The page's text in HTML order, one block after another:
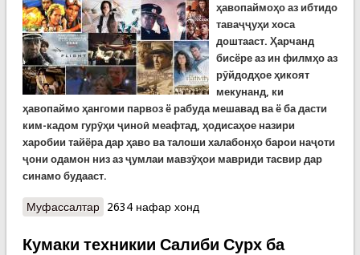
ҳавопаймоҳо аз ибтидо
таваҷҷуҳи хоса
доштааст. Ҳарчанд
бисёре аз ин филмҳо аз
рӯйдодҳое ҳикоят
мекунанд, ки
ҳавопаймо ҳангоми парвоз ё рабуда мешавад ва ё ба дасти
ким-кадом гурӯҳи ҷиноӣ меафтад, ҳодисаҳое назири
харобии тайёра дар ҳаво ва талоши халабонҳо барои наҷоти
ҷони одамон низ аз ҷумлаи мавзӯҳои мавриди тасвир дар
синамо будааст.
Муфассалтаро Ёздаҳ филми беҳтарин дар бораи суқути
2634 нафар хонд
Кумаки техникии Салиби Сурх ба